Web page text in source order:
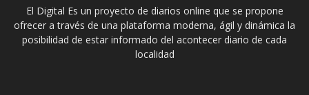
El Digital Es un proyecto de diarios online que se propone
ofrecer a través de una plataforma moderna, ágil y dinámica la
posibilidad de estar informado del acontecer diario de cada
localidad